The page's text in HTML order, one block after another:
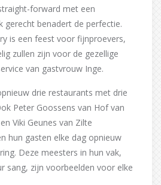
forward met een
gerecht benadert de perfectie.
is een feest voor fijnproevers,
zullen zijn voor de gezellige
van gastvrouw Inge.
drie restaurants met drie
Peter Goossens van Hof van
Viki Geunes van Zilte
hun gasten elke dag opnieuw
Deze meesters in hun vak,
sang, zijn voorbeelden voor elke